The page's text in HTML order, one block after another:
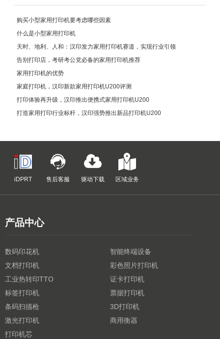
购买小型家用打印机要考虑哪些因素
什么是小型家用打印机
天时、地利、人和：汉印发力家用打印机赛道，实现行业引领
告别打印店，考研考公党必备的家用打印机推荐
家用打印机的优势
家庭打印机，汉印新款家用打印机U200评测
打印体验再升级，汉印推出便携式家用打印机U200
打造家用打印行业标杆，汉印强势推出新品打印机U200
iDPRT 售后客服 驱动下载 区域业务
产品中心
数码印花机
智能终端设备
文档打印机
彩色照片打印机
工业热转印TTO
证卡打印机
标签打印机
票据打印机
条码扫描枪
3D打印机
激光打印机
商用衡器
打印机芯